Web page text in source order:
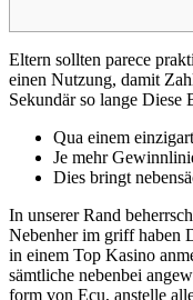
Eltern sollten parece
einen Nutzung, damit
Sekundär so lange
Qua einem
Je mehr
Dies bringt
In unserer Rand
Nebenher im griff haben
in einem Top Kasino
sämtliche nebenbei
form von Ecu, anstelle